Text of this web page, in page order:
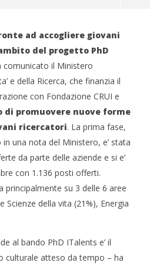
VIEWING
ad accogliere giovani
ad accogliere giovani
del progetto PhD
comunicato il Ministero
e della Ricerca, che finanzia il
con Fondazione CRUI e
di promuovere nuove forme
ricercatori. La prima fase,
una nota del Ministero, e’ stata
da parte delle aziende e si e’
con 1.136 posti offerti.
principalmente su 3 delle 6 aree
Scienze della vita (21%), Energia
al bando PhD ITalents e’ il
culturale atteso da tempo – ha